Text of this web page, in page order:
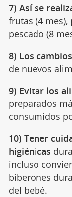
7) Así se
frutas (4 mes),
pescado (8
8) Los
de nuevos
9) Evitar los
preparados
consumidos
10) Tener
higiénicas
incluso
biberones
del bebé.